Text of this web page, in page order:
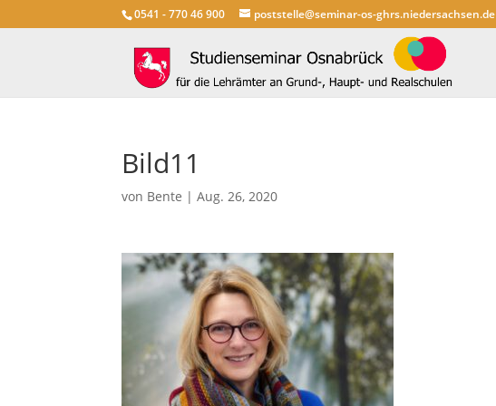
0541 - 770 46 900 poststelle@seminar-os-ghrs.niedersachsen.de
Bild11
von Bente |Aug. 26, 2020